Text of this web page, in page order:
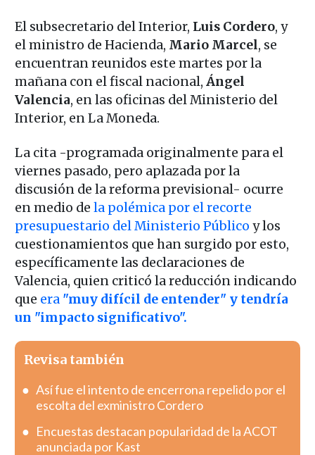
El subsecretario del Interior, Luis Cordero, y
el ministro de Hacienda, Mario Marcel, se
encuentran reunidos este martes por la
mañana con el fiscal nacional, Ángel
Valencia, en las oficinas del Ministerio del
Interior, en La Moneda.
La cita -programada originalmente para el
viernes pasado, pero aplazada por la
discusión de la reforma previsional- ocurre
en medio de la polémica por el recorte
presupuestario del Ministerio Público y los
cuestionamientos que han surgido por esto,
específicamente las declaraciones de
Valencia, quien criticó la reducción indicando
que era"muy difícil de entender" y tendría
un "impacto significativo".
Revisa también
Así fue el intento de encerrona repelido por el
escolta del exministro Cordero
Encuestas destacan popularidad de la ACOT
anunciada por Kast